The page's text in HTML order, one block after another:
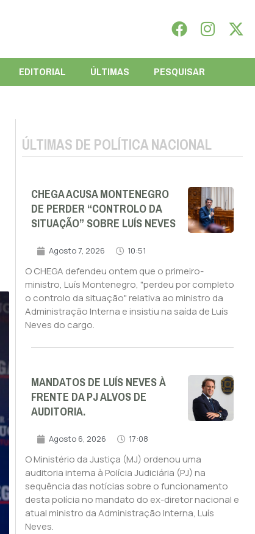
EDITORIAL ÚLTIMAS PESQUISAR
ÚLTIMAS DE POLÍTICA NACIONAL
CHEGA ACUSA MONTENEGRO
DE PERDER “CONTROLO DA
SITUAÇÃO” SOBRE LUÍS NEVES
Agosto 7, 2026 10:51
O CHEGA defendeu ontem que o primeiro-
ministro, Luís Montenegro, "perdeu por completo
o controlo da situação" relativa ao ministro da
Administração Interna e insistiu na saída de Luís
Neves do cargo.
MANDATOS DE LUÍS NEVES À
FRENTE DA PJ ALVOS DE
AUDITORIA.
Agosto 6, 2026 17:08
O Ministério da Justiça (MJ) ordenou uma
auditoria interna à Polícia Judiciária (PJ) na
sequência das notícias sobre o funcionamento
desta polícia no mandato do ex-diretor nacional e
atual ministro da Administração Interna, Luís
Neves.